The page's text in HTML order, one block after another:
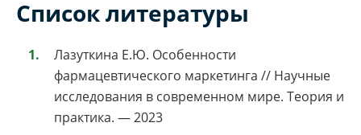
Список литературы
Лазуткина Е.Ю. Особенности
фармацевтического маркетинга // Научные
исследования в современном мире. Теория и
практика. — 2023